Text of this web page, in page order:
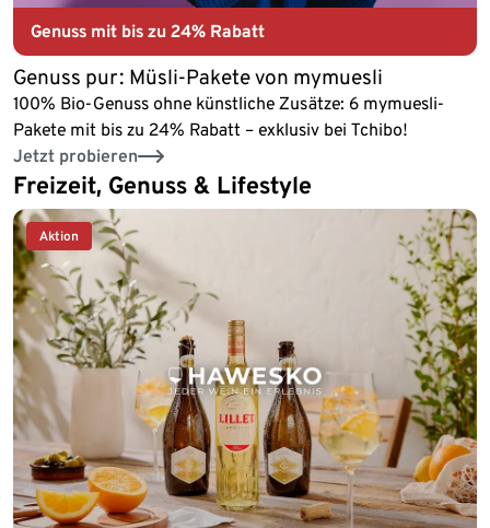
Genuss mit bis zu 24% Rabatt
Genuss pur: Müsli-Pakete von mymuesli
100% Bio-Genuss ohne künstliche Zusätze: 6 mymuesli-
Pakete mit bis zu 24% Rabatt – exklusiv bei Tchibo!
Jetzt probieren
Freizeit, Genuss & Lifestyle
Aktion